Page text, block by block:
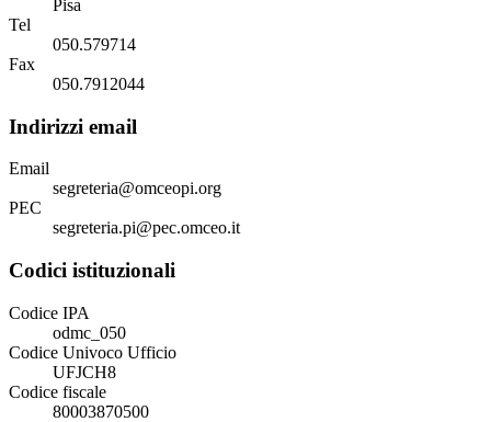
Pisa
Tel
050.579714
Fax
050.7912044
Indirizzi email
Email
segreteria@omceopi.org
PEC
segreteria.pi@pec.omceo.it
Codici istituzionali
Codice IPA
odmc_050
Codice Univoco Ufficio
UFJCH8
Codice fiscale
80003870500